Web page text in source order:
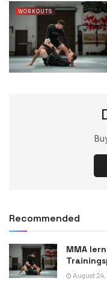
WORKOUTS
Recommended
MMA
August